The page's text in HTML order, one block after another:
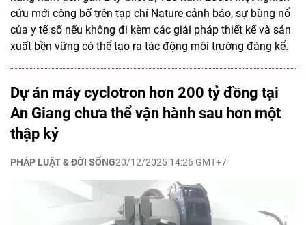
cứu mới công bố trên tạp chí Nature cảnh báo, sự bùng nổ
của y tế số nếu không đi kèm các giải pháp thiết kế và sản
xuất bền vững có thể tạo ra tác động môi trường đáng kể.
Dự án máy cyclotron hơn 200 tỷ đồng tại
An Giang chưa thể vận hành sau hơn một
thập kỷ
PHÁP LUẬT & ĐỜI SỐNG20/12/2025 14:26 GMT+7